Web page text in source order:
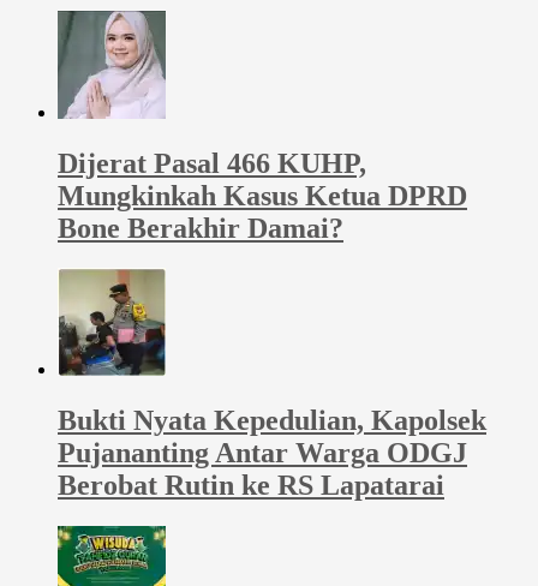
Dijerat Pasal 466 KUHP,
Mungkinkah Kasus Ketua DPRD
Bone Berakhir Damai?
Bukti Nyata Kepedulian, Kapolsek
Pujananting Antar Warga ODGJ
Berobat Rutin ke RS Lapatarai